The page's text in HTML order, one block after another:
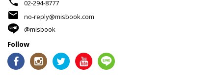
02-294-8777
mail
no-reply@misbook.com
@misbook
Follow